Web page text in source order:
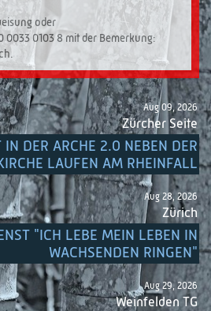
oder
0033 0103 8 mit der Bemerkung:
Aug 09, 2026
Zürcher Seite
IN DER ARCHE 2.0 NEBEN DER
LAUFEN AM RHEINFALL
Aug 28, 2026
Zürich
"ICH LEBE MEIN LEBEN IN
WACHSENDEN RINGEN"
Aug 29, 2026
Weinfelden TG